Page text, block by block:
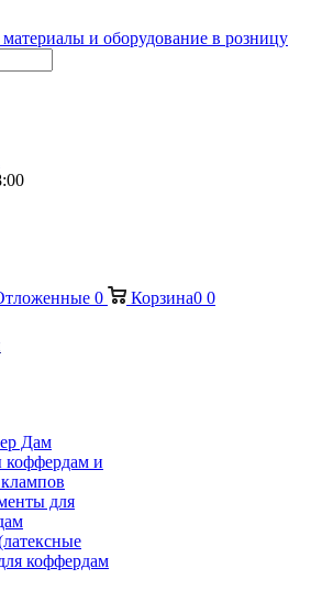
и оборудование в розницу
0 Корзина0 0
Дам
и
для
коффердам